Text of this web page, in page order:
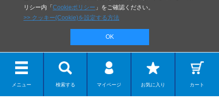
新商品・予約商品
メニュー 検索する マイページ お気に入り カート
リシー内「 Cookieポリシー 」をご確認ください。
>> クッキー(Cookie)を設定する方法
OK